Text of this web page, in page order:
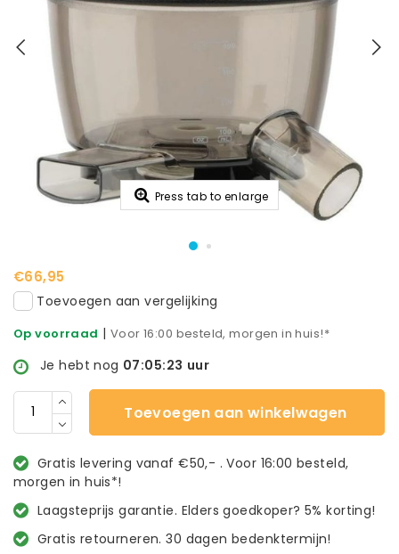
Press tab to enlarge
€66,95
Toevoegen aan vergelijking
Op voorraad | Voor 16:00 besteld, morgen in huis!*
Je hebt nog 07:05:23 uur
Toevoegen aan winkelwagen
Gratis levering vanaf €50,- . Voor 16:00 besteld,
morgen in huis*!
Laagsteprijs garantie. Elders goedkoper? 5% korting!
Gratis retourneren. 30 dagen bedenktermijn!